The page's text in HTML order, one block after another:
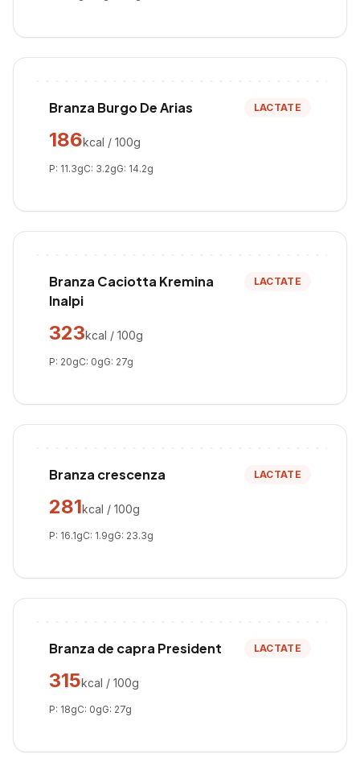
Branza Burgo De Arias LACTATE
186kcal / 100g
P: 11.3gC: 3.2gG: 14.2g
Branza Caciotta Kremina
Inalpi
LACTATE
323kcal / 100g
P: 20gC: 0gG: 27g
Branza crescenza LACTATE
281kcal / 100g
P: 16.1gC: 1.9gG: 23.3g
Branza de capra President LACTATE
315kcal / 100g
P: 18gC: 0gG: 27g